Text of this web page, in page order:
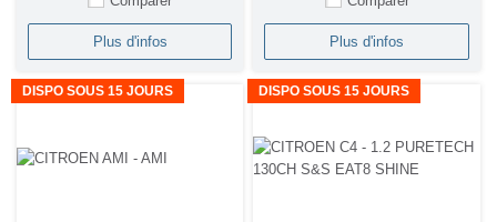
Plus d'infos Plus d'infos
DISPO SOUS 15 JOURS DISPO SOUS 15 JOURS